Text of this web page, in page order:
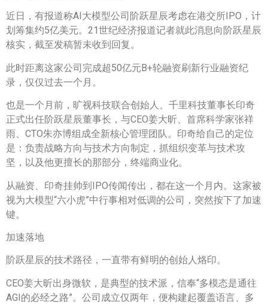
近日，有报道称AI大模型公司阶跃星辰考虑在港交所IPO，计
划筹集约5亿美元。21世纪经济报道记者就此消息向阶跃星辰
核实，截至发稿暂未收到回复。
此时距离这家公司完成超50亿元B+轮融资刷新行业融资纪
录，仅仅过去一个月。
也是一个月前，旷视科技联合创始人、千里科技董事长印奇
正式出任阶跃星辰董事长，与CEO姜大昕、首席科学家张祥
雨、CTO朱亦博组成全新核心管理团队。印奇给自己的定位
是：负责战略方向与技术方向制定，抓组织变革与技术攻
坚，以及他更擅长的那部分，终端商业化。
从融资、印奇挂帅到IPO传闻传出，都在这一个月内。这家被
视为大模型“六小虎”中行事相对低调的公司，突然按下了加速
键。
加速落地
阶跃星辰的技术路径，一直带有鲜明的创始人烙印。
CEO姜大昕出身微软，是典型的技术派，信奉“多模态是通往
AGI的必经之路”。公司成立仅两年，便构建起覆盖语言、多